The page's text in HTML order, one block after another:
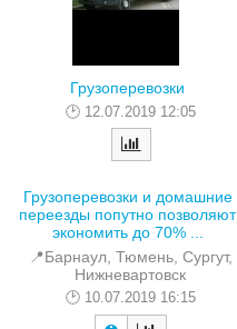
Грузоперевозки
12.07.2019 12:05
Грузоперевозки и домашние
переезды попутно позволяют
экономить до 70% ...
📍Барнаул, Тюмень, Сургут,
Нижневартовск
10.07.2019 16:15